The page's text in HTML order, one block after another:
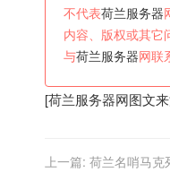
不代表荷兰服务器
内容、版权或其它
与荷兰服务器 网联
[荷兰服务器网图文
上一篇: 荷兰名哨马克